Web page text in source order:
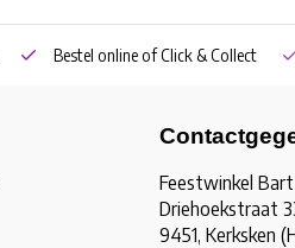
Bestel online of Click & Collect
Feestwinkel Bart
Driehoekstraat
9451, Kerksken